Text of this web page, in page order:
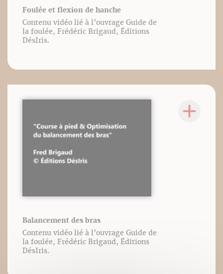
Foulée et flexion de hanche
Contenu vidéo lié à l’ouvrage Guide de
la foulée, Frédéric Brigaud, Éditions
DésIris.
Balancement des bras
Contenu vidéo lié à l’ouvrage Guide de
la foulée, Frédéric Brigaud, Éditions
DésIris.